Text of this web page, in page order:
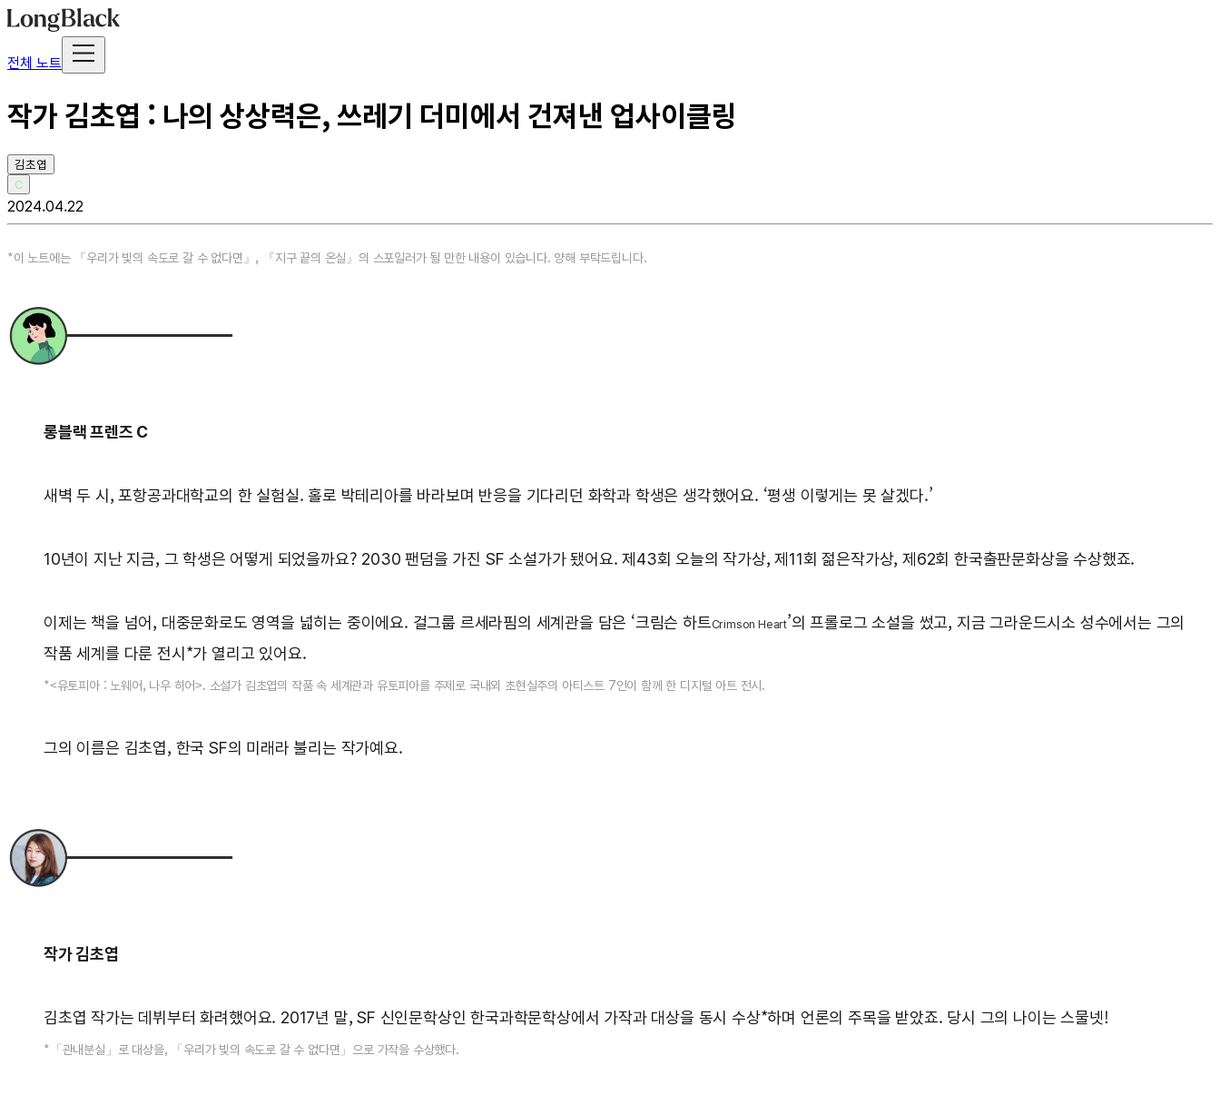
전체 노트
작가 김초엽 : 나의 상상력은, 쓰레기 더미에서 건져낸 업사이클링
김초엽
C
2024.04.22
*이 노트에는 『우리가 빛의 속도로 갈 수 없다면』, 『지구 끝의 온실』의 스포일러가 될 만한 내용이 있습니다. 양해 부탁드립니다.
롱블랙 프렌즈 C
새벽 두 시, 포항공과대학교의 한 실험실. 홀로 박테리아를 바라보며 반응을 기다리던 화학과 학생은 생각했어요. ‘평생 이렇게는 못 살겠다.’
10년이 지난 지금, 그 학생은 어떻게 되었을까요? 2030 팬덤을 가진 SF 소설가가 됐어요. 제43회 오늘의 작가상, 제11회 젊은작가상, 제62회 한국출판문화상을 수상했죠.
이제는 책을 넘어, 대중문화로도 영역을 넓히는 중이에요. 걸그룹 르세라핌의 세계관을 담은 ‘크림슨 하트Crimson Heart’의 프롤로그 소설을 썼고, 지금 그라운드시소 성수에서는 그의
작품 세계를 다룬 전시*가 열리고 있어요.
*<유토피아 : 노웨어, 나우 히어>. 소설가 김초엽의 작품 속 세계관과 유토피아를 주제로 국내외 초현실주의 아티스트 7인이 함께 한 디지털 아트 전시.
그의 이름은 김초엽, 한국 SF의 미래라 불리는 작가예요.
작가 김초엽
김초엽 작가는 데뷔부터 화려했어요. 2017년 말, SF 신인문학상인 한국과학문학상에서 가작과 대상을 동시 수상*하며 언론의 주목을 받았죠. 당시 그의 나이는 스물넷!
*「관내분실」로 대상을, 「우리가 빛의 속도로 갈 수 없다면」으로 가작을 수상했다.